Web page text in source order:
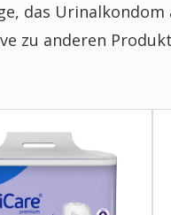
das Urinalkondom
zu anderen